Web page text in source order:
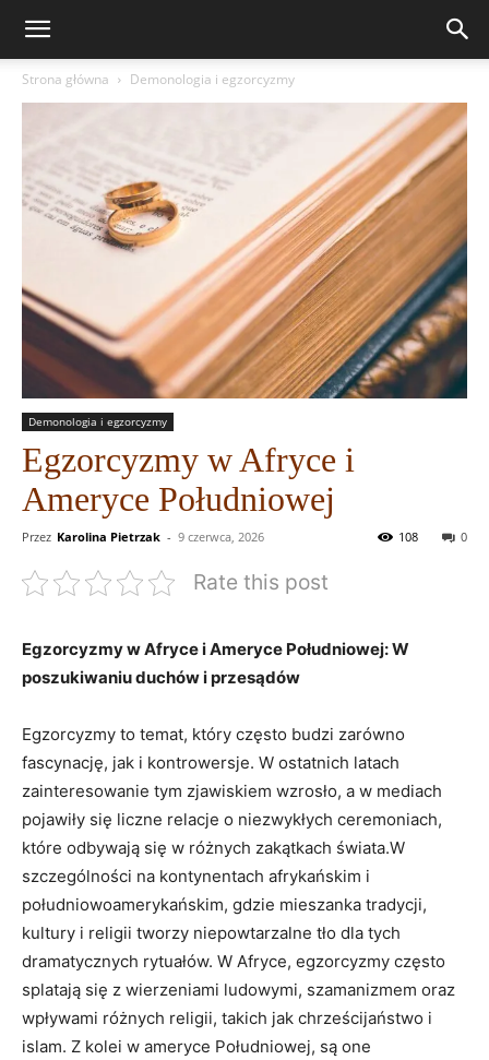
Strona główna Demonologia i egzorcyzmy
Demonologia i egzorcyzmy
Egzorcyzmy w Afryce i
Ameryce Południowej
Przez Karolina Pietrzak - 9 czerwca, 2026 0
108
Rate this post
Egzorcyzmy w Afryce i Ameryce Południowej: W
poszukiwaniu⁤ duchów i przesądów
Egzorcyzmy‌ to temat, który‌ często budzi ​zarówno
fascynację, jak i kontrowersje. W ostatnich latach
zainteresowanie tym zjawiskiem​ wzrosło, a‌ w mediach
pojawiły się⁣ liczne relacje o niezwykłych ceremoniach,⁤
które odbywają się w różnych zakątkach świata.W
szczególności na kontynentach afrykańskim i
południowoamerykańskim, gdzie mieszanka tradycji,
kultury i religii tworzy niepowtarzalne tło dla tych
dramatycznych rytuałów. W Afryce, egzorcyzmy ‍często
splatają się z wierzeniami ludowymi, szamanizmem oraz
wpływami różnych religii, takich jak chrześcijaństwo i
⁢islam. ‌Z kolei w ameryce Południowej, są one